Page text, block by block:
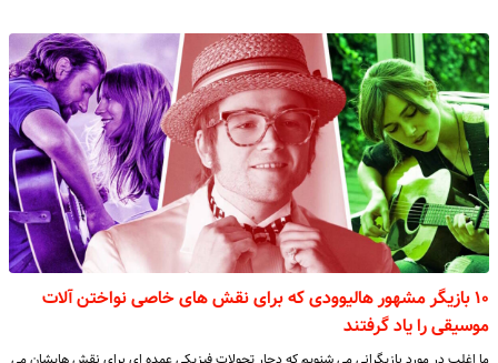
۱۰ بازیگر مشهور هالیوودی که برای نقش های خاصی نواختن آلات
موسیقی را یاد گرفتند